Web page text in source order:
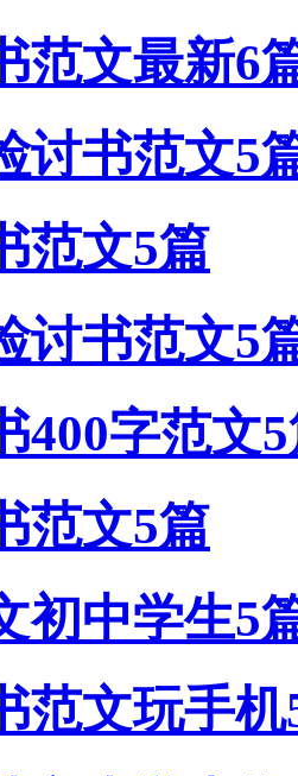
范文最新6
讨书范文5
范文5篇
讨书范文5
400字范文
范文5篇
初中学生5
范文玩手机